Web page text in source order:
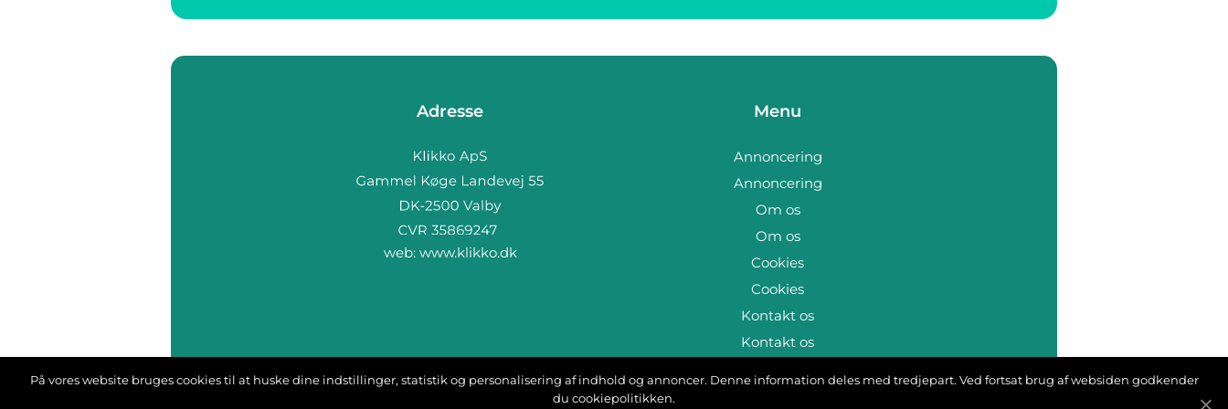
Adresse
web: www.klikko.dk
Menu
Annoncering
Annoncering
Om os
Om os
Cookies
Cookies
Kontakt os
Kontakt os
På vores website bruges cookies til at huske dine indstillinger, statistik og personalisering af indhold og annoncer. Denne information deles med tredjepart. Ved fortsat brug af websiden godkender
du cookiepolitikken.